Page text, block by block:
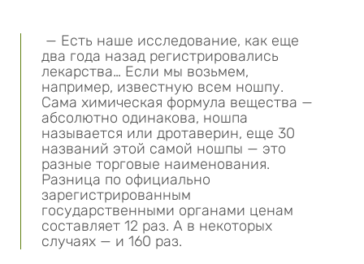
— Есть наше исследование, как еще
два года назад регистрировались
лекарства… Если мы возьмем,
например, известную всем ношпу.
Сама химическая формула вещества —
абсолютно одинакова, ношпа
называется или дротаверин, еще 30
названий этой самой ношпы — это
разные торговые наименования.
Разница по официально
зарегистрированным
государственными органами ценам
составляет 12 раз. А в некоторых
случаях — и 160 раз.